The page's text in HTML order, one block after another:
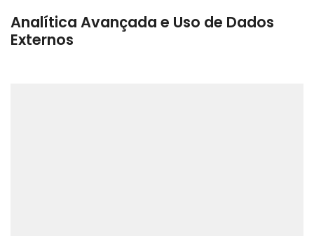
Analítica Avançada e Uso de Dados
Externos